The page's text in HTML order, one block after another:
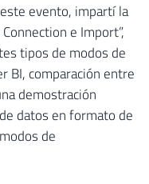
evento, impartí la
e Import”,
tipos de modos de
BI, comparación entre
demostración
datos en formato de
de